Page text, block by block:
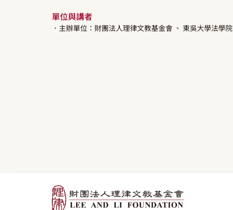
單位與講者
．主辦單位：財團法人理律文教基金會 、 東吳大學法學院